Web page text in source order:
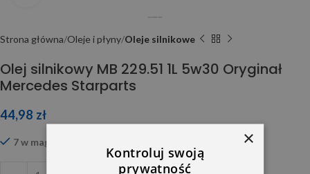
Strona główna Oleje i płyny Oleje silnikowe
Olej silnikowy MB 229.51 1L 5w30 Oryginał
Mercedes Starparts
44,98 zł
7 w magazynie ×
Kontroluj swoją
prywatność